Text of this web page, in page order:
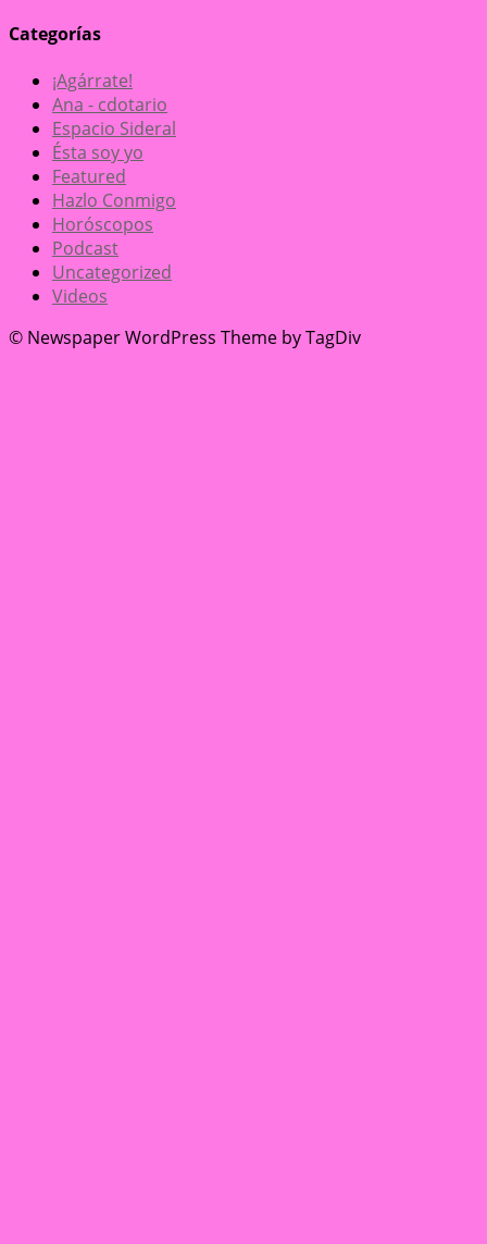
Categorías
¡Agárrate!
Ana - cdotario
Espacio Sideral
Ésta soy yo
Featured
Hazlo Conmigo
Horóscopos
Podcast
Uncategorized
Videos
© Newspaper WordPress Theme by TagDiv